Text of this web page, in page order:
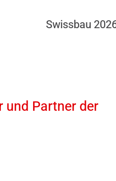
Swissbau
und Partner der